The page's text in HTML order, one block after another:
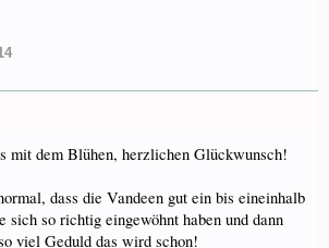
mit dem Blühen, herzlichen Glückwunsch!
dass die Vandeen gut ein bis eineinhalb
sich so richtig eingewöhnt haben und dann
viel Geduld das wird schon!